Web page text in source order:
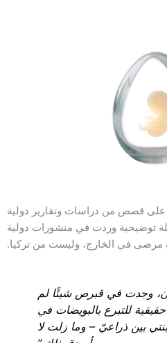
على قصص من دراسات وتقارير دولية
توضيحية وردت في منشورات دولية
مرضى في الخارج، وليست من تركيا.
وجدت في قبرص شيئًا لم
للتبرع بالبويضات في
بين ذراعيّ – وما زلت لا